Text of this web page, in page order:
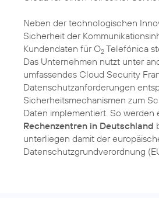
Neben der technologischen
Sicherheit der
Kundendaten für O2 Telefónica
Das Unternehmen nutzt unter
umfassendes Cloud Security
Datenschutzanforderungen
Sicherheitsmechanismen zum
Daten implementiert. So werden
Rechenzentren in Deutschland
unterliegen damit der
Datenschutzgrundverordnung